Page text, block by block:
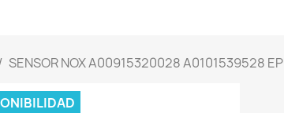
SENSOR NOX A00915320028 A0101539528 EP